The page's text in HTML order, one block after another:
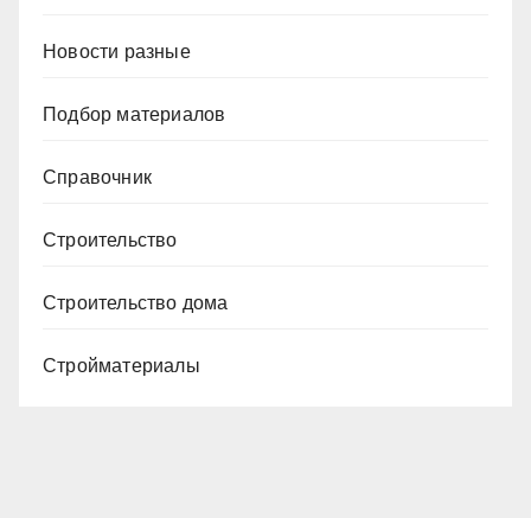
Новости разные
Подбор материалов
Справочник
Строительство
Строительство дома
Стройматериалы